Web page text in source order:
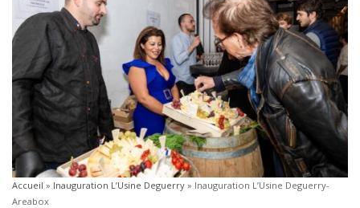
Accueil » Inauguration L’Usine Deguerry » Inauguration L’Usine Deguerry-
Areabox